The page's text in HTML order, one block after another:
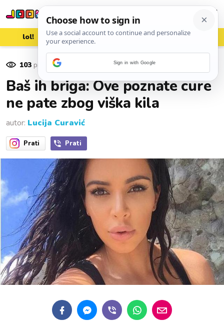
lol! aww vrh! woot?!
103 pregleda
Baš ih briga: Ove poznate cure
ne pate zbog viška kila
autor: Lucija Curavić
Prati Prati
Sign in with Google